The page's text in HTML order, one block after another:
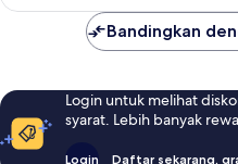
ulasan
Bandingkan
Login untuk melihat
syarat. Lebih banyak
Login Daftar sekarang,